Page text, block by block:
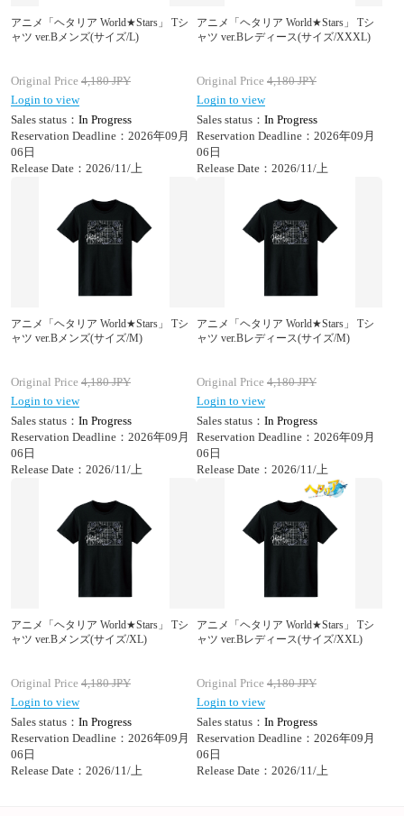
アニメ「ヘタリア World★Stars」 Tシ
ャツ ver.Bメンズ(サイズ/L)
Original Price 4,180JPY
Login to view
Sales status： In Progress
Reservation Deadline：2026年09月
06日
Release Date：2026/11/上
アニメ「ヘタリア World★Stars」 Tシ
ャツ ver.Bレディース(サイズ/XXXL)
Original Price 4,180JPY
Login to view
Sales status： In Progress
Reservation Deadline：2026年09月
06日
Release Date：2026/11/上
アニメ「ヘタリア World★Stars」 Tシ
ャツ ver.Bメンズ(サイズ/M)
Original Price 4,180JPY
Login to view
Sales status： In Progress
Reservation Deadline：2026年09月
06日
Release Date：2026/11/上
アニメ「ヘタリア World★Stars」 Tシ
ャツ ver.Bレディース(サイズ/M)
Original Price 4,180JPY
Login to view
Sales status： In Progress
Reservation Deadline：2026年09月
06日
Release Date：2026/11/上
アニメ「ヘタリア World★Stars」 Tシ
ャツ ver.Bメンズ(サイズ/XL)
Original Price 4,180JPY
Login to view
Sales status： In Progress
Reservation Deadline：2026年09月
06日
Release Date：2026/11/上
アニメ「ヘタリア World★Stars」 Tシ
ャツ ver.Bレディース(サイズ/XXL)
Original Price 4,180JPY
Login to view
Sales status： In Progress
Reservation Deadline：2026年09月
06日
Release Date：2026/11/上